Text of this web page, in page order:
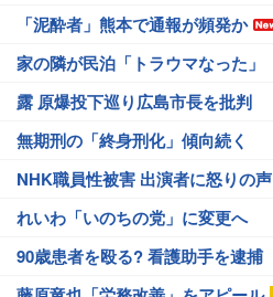
「泥酔者」熊本で通報が頻発か
家の隣が民泊「トラウマなった」
露 原爆投下巡り広島市長を批判
無期刑の「終身刑化」傾向続く
NHK職員性被害 出演者に怒りの声
れいわ「いのちの党」に変更へ
90歳患者を殴る? 看護助手を逮捕